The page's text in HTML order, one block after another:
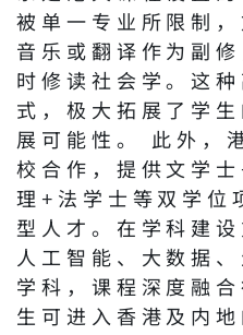
被单一专业所限制
音乐或翻译作为副
时修读社会学。这
式，极大拓展了学
展可能性。 此外，
校合作，提供文学
理+法学士等双学位
型人才。在学科建
人工智能、大数据
学科，课程深度融
生可进入香港及内